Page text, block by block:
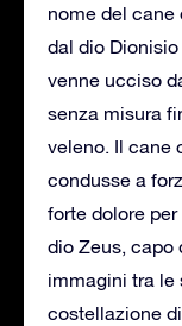
nome del cane
dal dio Dionisio
venne ucciso
senza misura
veleno. Il cane
condusse a
forte dolore
dio Zeus, capo
immagini tra le
costellazione